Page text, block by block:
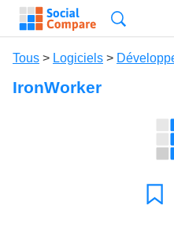
Tous > Logiciels >
IronWorker